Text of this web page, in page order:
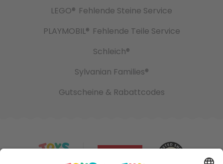
LEGO® Fehlende Steine Service
PLAYMOBIL® Fehlende Teile Service
Schleich®
Sylvanian Families®
Gutscheine & Rabattcodes